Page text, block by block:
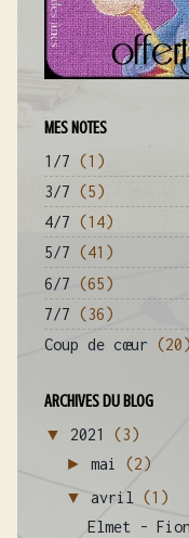
MES NOTES
1/7 (1)
3/7 (5)
4/7 (14)
5/7 (41)
6/7 (65)
7/7 (36)
Coup de cœur
ARCHIVES DU BLOG
▼ 2021 (3)
►mai (2)
▼avril (1)
Elmet -